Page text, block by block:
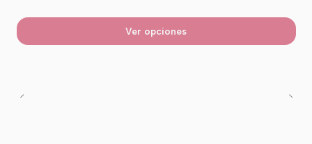
Ver opciones